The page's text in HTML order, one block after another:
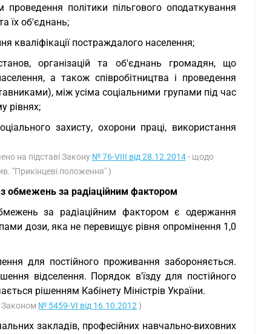
політики пільгового оподаткування
їх об'єднань;
кваліфікації постраждалого населення;
організацій та об'єднань громадян, що
а також співробітництва і проведення
між усіма соціальними групами під час
рівнях;
захисту, охорони праці, використання
на підставі Закону № 76-VIII від 28.12.2014- щодо
"Прикінцеві положення" )
обмежень за радіаційним фактором
за радіаційним фактором є одержання
дози, яка не перевищує рівня опромінення 1,0
для постійного проживання забороняється.
відселення. Порядок в'їзду для постійного
рішенням Кабінету Міністрів України.
Законом № 5459-VI від 16.10.2012 )
закладів, професійних навчально-виховних